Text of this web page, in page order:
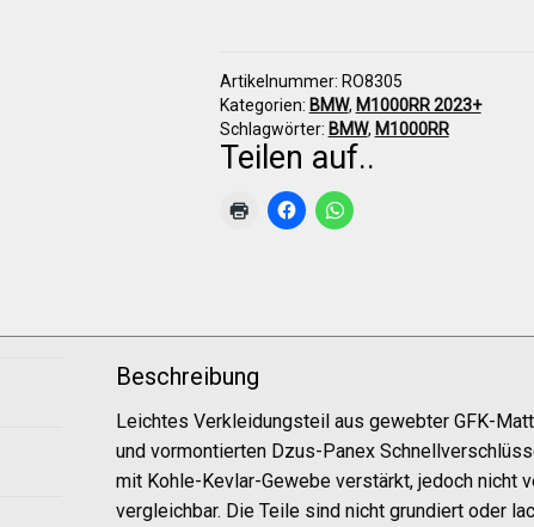
Artikelnummer: RO8305
Kategorien: BMW, M1000RR 2023+
Schlagwörter: BMW, M1000RR
Teilen auf..
Beschreibung
Leichtes Verkleidungsteil aus gewebter GFK-
und vormontierten Dzus-Panex
mit Kohle-Kevlar-Gewebe verstärkt, jedoch nicht
vergleichbar. Die Teile sind nicht grundiert oder